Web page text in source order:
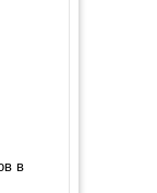
в